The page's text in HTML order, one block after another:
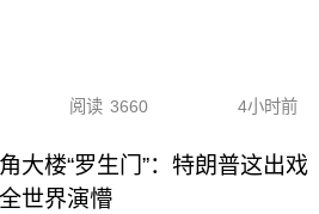
阅读 3660 4小时前
大楼“罗生门”：特朗普这出戏
世界演懵